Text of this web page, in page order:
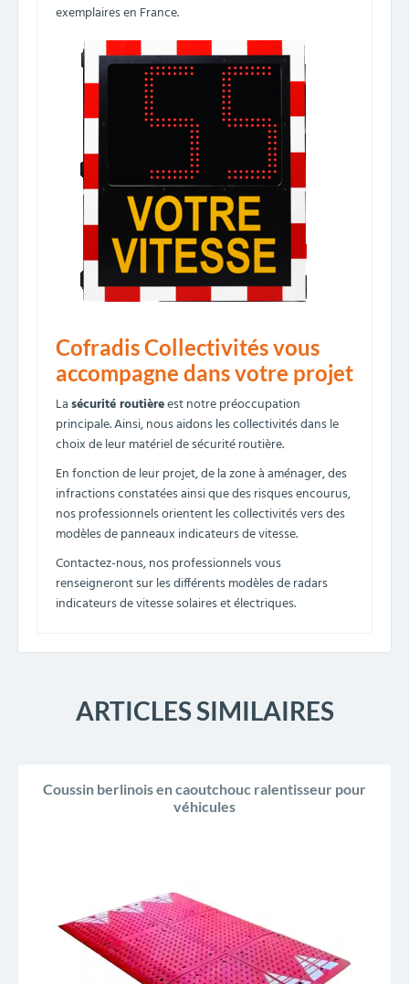
exemplaires en France.
Cofradis Collectivités vous
accompagne dans votre projet
Lasécurité routièreest notre préoccupation
principale. Ainsi, nous aidons les collectivités dans le
choix de leur matériel de sécurité routière.
En fonction de leur projet, de la zone à aménager, des
infractions constatées ainsi que des risques encourus,
nos professionnels orientent les collectivités vers des
modèles de panneaux indicateurs de vitesse.
Contactez-nous, nos professionnels vous
renseigneront sur les différents modèles de radars
indicateurs de vitesse solaires et électriques.
ARTICLES SIMILAIRES
Coussin berlinois en caoutchouc ralentisseur pour
véhicules